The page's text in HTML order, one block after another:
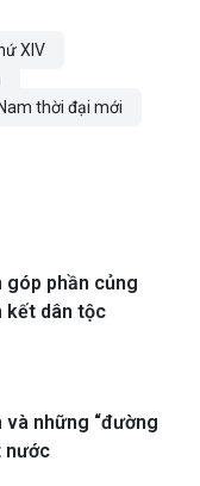
XIV
thời đại mới
góp phần củng
kết dân tộc
và những “đường
nước